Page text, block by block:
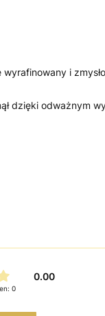
i
dzięki odważnym
0.00
0